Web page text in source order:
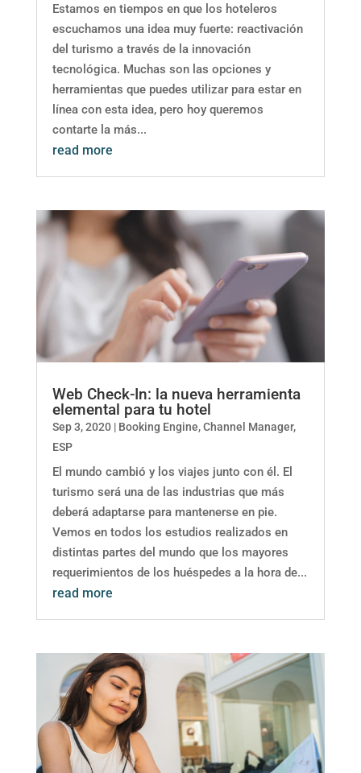
Estamos en tiempos en que los hoteleros
escuchamos una idea muy fuerte: reactivación
del turismo a través de la innovación
tecnológica. Muchas son las opciones y
herramientas que puedes utilizar para estar en
línea con esta idea, pero hoy queremos
contarte la más...
read more
Web Check-In: la nueva herramienta
elemental para tu hotel
Sep 3, 2020| Booking Engine,Channel Manager,
ESP
El mundo cambió y los viajes junto con él. El
turismo será una de las industrias que más
deberá adaptarse para mantenerse en pie.
Vemos en todos los estudios realizados en
distintas partes del mundo que los mayores
requerimientos de los huéspedes a la hora de...
read more